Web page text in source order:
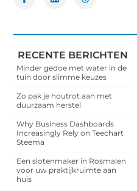
RECENTE BERICHTEN
Minder gedoe met water in de
tuin door slimme keuzes
Zo pak je houtrot aan met
duurzaam herstel
Why Business Dashboards
Increasingly Rely on Teechart
Steema
Een slotenmaker in Rosmalen
voor uw praktijkruimte aan
huis